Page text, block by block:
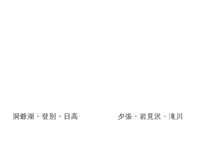
洞爺湖・登別・日高 夕張・岩見沢・滝川